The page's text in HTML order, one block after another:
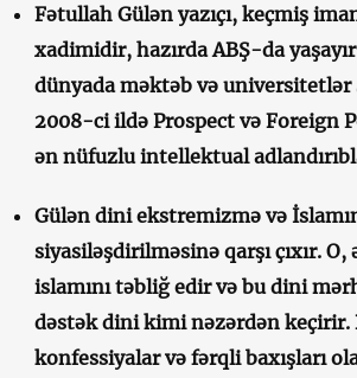
Fətullah Gülən yazıçı, keçmiş
xadimidir, hazırda ABŞ-da
dünyada məktəb və universitetlər
2008-ci ildə Prospect və Foreign
ən nüfuzlu intellektual
Gülən dini ekstremizmə və
siyasiləşdirilməsinə qarşı çıxır.
islamını təbliğ edir və bu dini
dəstək dini kimi nəzərdən keçirir.
konfessiyalar və fərqli baxışları